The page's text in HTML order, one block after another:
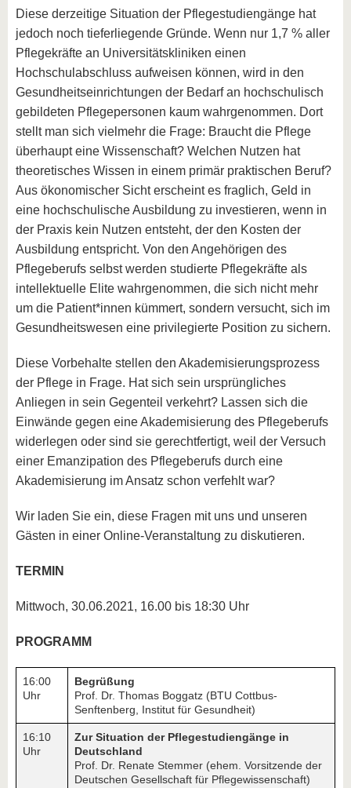
Diese derzeitige Situation der Pflegestudiengänge hat
jedoch noch tieferliegende Gründe. Wenn nur 1,7 % aller
Pflegekräfte an Universitätskliniken einen
Hochschulabschluss aufweisen können, wird in den
Gesundheitseinrichtungen der Bedarf an hochschulisch
gebildeten Pflegepersonen kaum wahrgenommen. Dort
stellt man sich vielmehr die Frage: Braucht die Pflege
überhaupt eine Wissenschaft? Welchen Nutzen hat
theoretisches Wissen in einem primär praktischen Beruf?
Aus ökonomischer Sicht erscheint es fraglich, Geld in
eine hochschulische Ausbildung zu investieren, wenn in
der Praxis kein Nutzen entsteht, der den Kosten der
Ausbildung entspricht. Von den Angehörigen des
Pflegeberufs selbst werden studierte Pflegekräfte als
intellektuelle Elite wahrgenommen, die sich nicht mehr
um die Patient*innen kümmert, sondern versucht, sich im
Gesundheitswesen eine privilegierte Position zu sichern.
Diese Vorbehalte stellen den Akademisierungsprozess
der Pflege in Frage. Hat sich sein ursprüngliches
Anliegen in sein Gegenteil verkehrt? Lassen sich die
Einwände gegen eine Akademisierung des Pflegeberufs
widerlegen oder sind sie gerechtfertigt, weil der Versuch
einer Emanzipation des Pflegeberufs durch eine
Akademisierung im Ansatz schon verfehlt war?
Wir laden Sie ein, diese Fragen mit uns und unseren
Gästen in einer Online-Veranstaltung zu diskutieren.
TERMIN
Mittwoch, 30.06.2021, 16.00 bis 18:30 Uhr
PROGRAMM
16:00
Uhr
Begrüßung
Prof. Dr. Thomas Boggatz (BTU Cottbus-
Senftenberg, Institut für Gesundheit)
16:10
Uhr
Zur Situation der Pflegestudiengänge in
Deutschland
Prof. Dr. Renate Stemmer (ehem. Vorsitzende der
Deutschen Gesellschaft für Pflegewissenschaft)